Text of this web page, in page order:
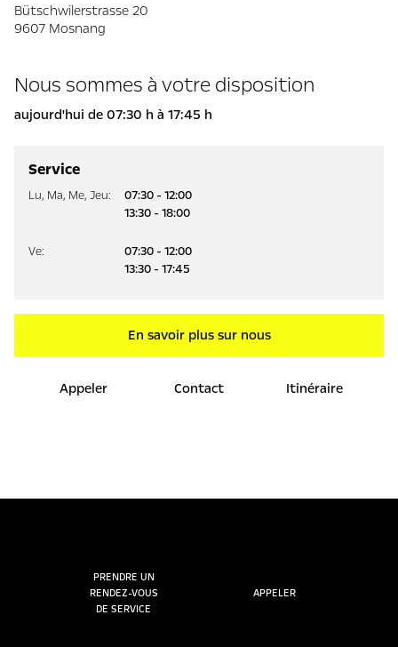
Bütschwilerstrasse 20
9607 Mosnang
Nous sommes à votre disposition
aujourd'hui de 07:30 h à 17:45 h
Service
Lu, Ma, Me, Jeu:
07:30 - 12:00
13:30 - 18:00
Ve:
07:30 - 12:00
13:30 - 17:45
En savoir plus sur nous
Appeler Contact Itinéraire
PRENDRE UN
RENDEZ-VOUS
DE SERVICE
APPELER